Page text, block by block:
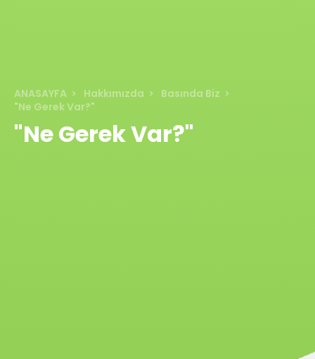
ANASAYFA Hakkımızda
Basında Biz
"Ne Gerek Var?"
"Ne Gerek Var?"